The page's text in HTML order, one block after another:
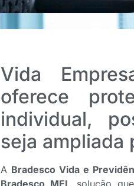
Vida
oferece
individual,
seja ampliada
A Bradesco Vida e